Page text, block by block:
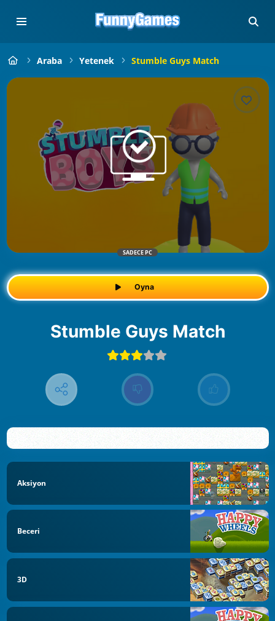
Araba Yetenek Stumble Guys Match
SADECE PC
Oyna
Stumble Guys Match
Aksiyon
Beceri
3D